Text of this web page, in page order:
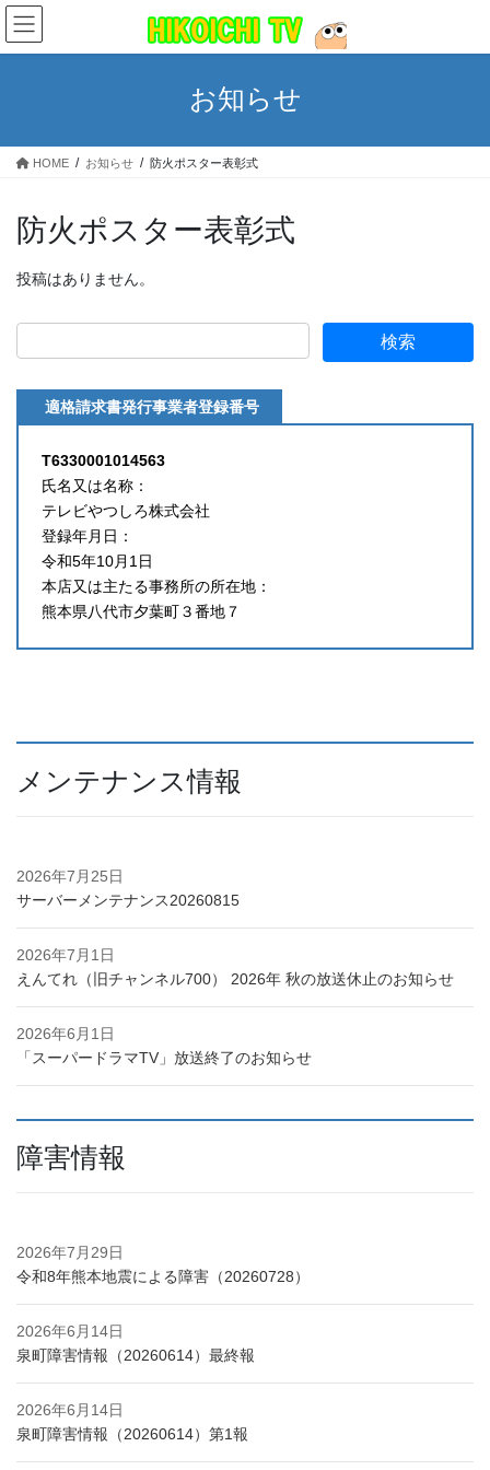
コ
ン
テ
ス
ナ
ビ
ゲ
ン
お知らせ
HOME お知らせ 防火ポスター表彰式
防火ポスター表彰式
投稿はありません。
適格請求書発行事業者登録番号
T6330001014563
氏名又は名称：
テレビやつしろ株式会社
登録年月日：
令和5年10月1日
本店又は主たる事務所の所在地：
熊本県八代市夕葉町３番地７
メンテナンス情報
2026年7月25日
サーバーメンテナンス20260815
2026年7月1日
えんてれ（旧チャンネル700） 2026年 秋の放送休止のお知らせ
2026年6月1日
「スーパードラマTV」放送終了のお知らせ
障害情報
2026年7月29日
令和8年熊本地震による障害（20260728）
2026年6月14日
泉町障害情報（20260614）最終報
2026年6月14日
泉町障害情報（20260614）第1報